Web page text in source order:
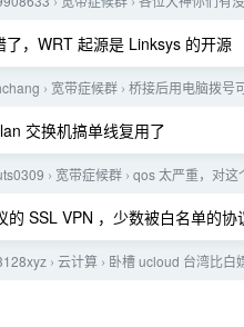
了，WRT 起源是 Linksys 的开源
› 宽带症候群 › 桥接后用电脑拨号
交换机搞单线复用了
› 宽带症候群 › qos 太严重，对这
SSL VPN ，少数被白名单的协
› 云计算 › 卧槽 ucloud 台湾比白